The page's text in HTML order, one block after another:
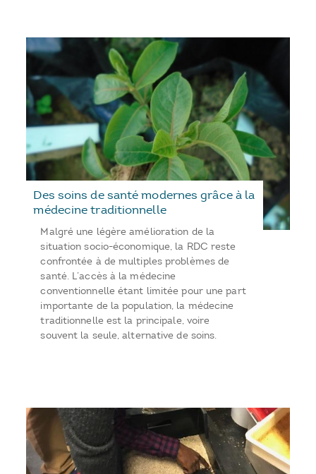
Des soins de santé modernes grâce à la
médecine traditionnelle
Malgré une légère amélioration de la
situation socio-économique, la RDC reste
confrontée à de multiples problèmes de
santé. L’accès à la médecine
conventionnelle étant limitée pour une part
importante de la population, la médecine
traditionnelle est la principale, voire
souvent la seule, alternative de soins.